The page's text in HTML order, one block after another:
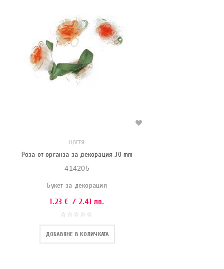
ЦВЕТЯ
Роза от органза за декорация 30 mm
414205
Букет за декорация
1.23 € / 2.41 лв.
ДОБАВЯНЕ В КОЛИЧКАТА